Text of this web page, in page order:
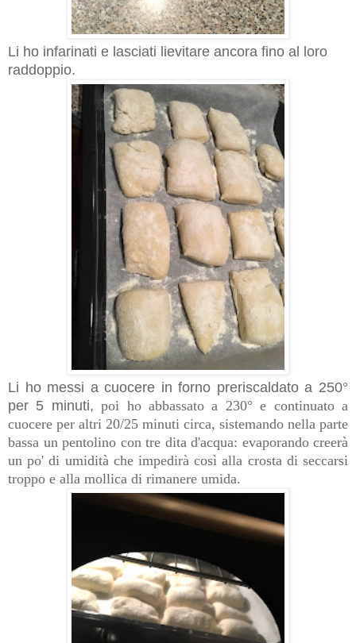
Li ho infarinati e lasciati lievitare ancora fino al loro
raddoppio.
Li ho messi a cuocere in forno preriscaldato a 250°
per 5 minuti, poi ho abbassato a 230° e continuato a
cuocere per altri 20/25 minuti circa, sistemando nella parte
bassa un pentolino con tre dita d'acqua: evaporando creerà
un po' di umidità che impedirà così alla crosta di seccarsi
troppo e alla mollica di rimanere umida.